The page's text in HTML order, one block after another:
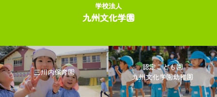
学校法人
九州文化学園
三川内保育園
認定こども園
九州文化学園幼稚園